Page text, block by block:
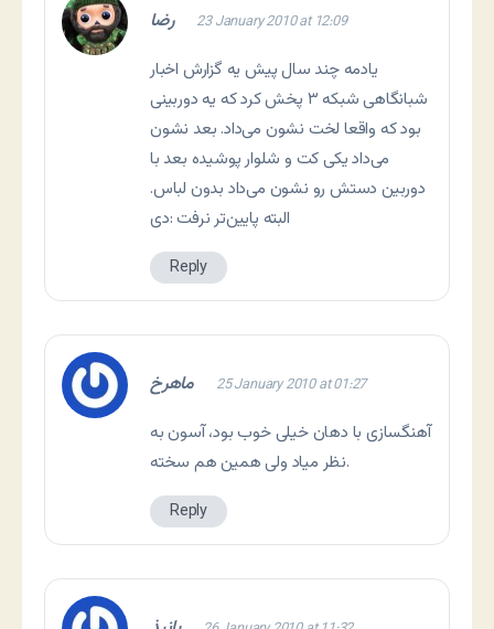
رضا 23 January 2010 at 12:09
یادمه چند سال پیش یه گزارش اخبار
شبانگاهی شبکه ۳ پخش کرد که یه دوربینی
بود که واقعا لخت نشون می‌داد. بعد نشون
می‌داد یکی کت و شلوار پوشیده بعد با
دوربین دستش رو نشون می‌داد بدون لباس.
البته پایین‌تر نرفت :دی
Reply
ماهرخ 25 January 2010 at 01:27
آهنگسازی با دهان خیلی‌ خوب بود، آسون به
نظر میاد ولی‌ همین هم سخته.
Reply